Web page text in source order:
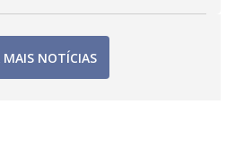
MAIS NOTÍCIAS